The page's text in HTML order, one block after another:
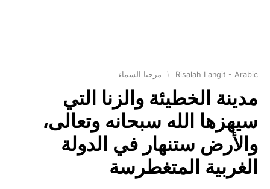
Risalah Langit - Arabic
\ مرحبا السماء
مدينة الخطيئة والزنا التي
سيهزها الله سبحانه وتعالى،
والأرض ستنهار في الدولة
الغربية المتغطرسة